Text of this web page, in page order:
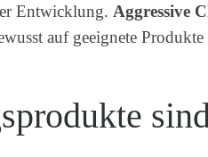
Entwicklung. Aggressive
auf geeignete